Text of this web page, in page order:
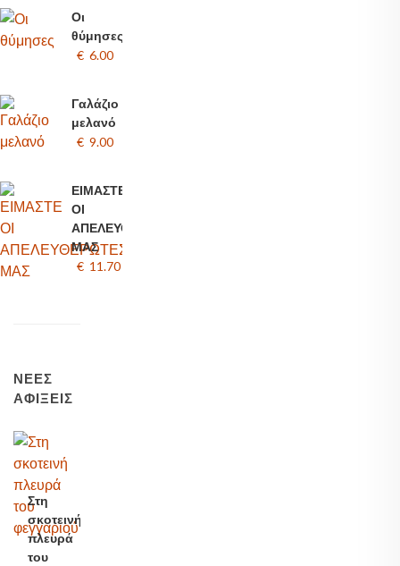
Οι
θύμησες
€ 6.00
Γαλάζιο
μελανό
€ 9.00
ΕΙΜΑΣΤΕ
ΟΙ
ΑΠΕΛΕΥΘΕΡΩΤΕΣ
ΜΑΣ
€ 11.70
ΝΈΕΣ
ΑΦΊΞΕΙΣ
Στη
σκοτεινή
πλευρά
του